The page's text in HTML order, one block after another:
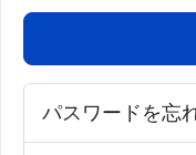
パスワードを忘